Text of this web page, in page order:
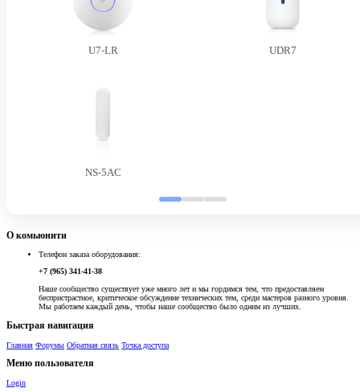
U7-LR UDR7
NS-5AC
О комьюнити
Телефон заказа оборудования:
+7 (965) 341-41-38
Наше сообщество существует уже много лет и мы гордимся тем, что предоставляем
беспристрастное, критическое обсуждение технических тем, среди мастеров разного уровня.
Мы работаем каждый день, чтобы наше сообщество было одним из лучших.
Быстрая навигация
Главная Форумы Обратная связь Точка доступа
Меню пользователя
Login